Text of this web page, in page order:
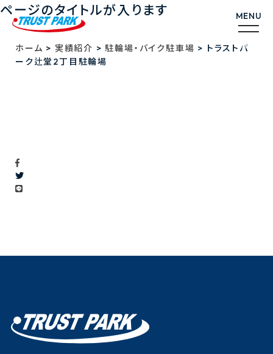
ページのタイトルが入ります
ホーム > 実績紹介 >駐輪場・バイク駐車場 > トラストパ
ーク辻堂2丁目駐輪場